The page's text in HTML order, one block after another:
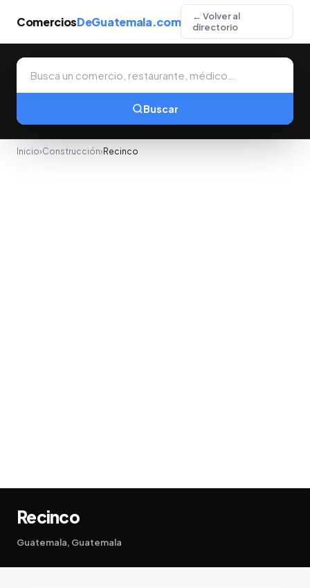
ComerciosDeGuatemala.com
← Volver al
directorio
Buscar
Inicio›Construcción› Recinco
Recinco
Guatemala, Guatemala